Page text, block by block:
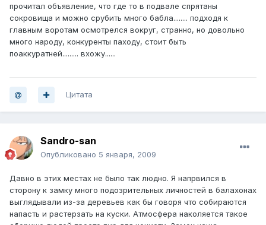
прочитал объявление, что где то в подвале спрятаны
сокровища и можно срубить много бабла........ подходя к
главным воротам осмотрелся вокруг, странно, но довольно
много народу, конкуренты паходу, стоит быть
поаккуратней......... вхожу......
Цитата
Sandro-san
Опубликовано 5 января, 2009
Давно в этих местах не было так людно. Я напрвился в
сторону к замку много подозрительных личностей в балахонах
выглядывали из-за деревьев как бы говоря что собираются
напасть и растерзать на куски. Атмосфера наколяется такое